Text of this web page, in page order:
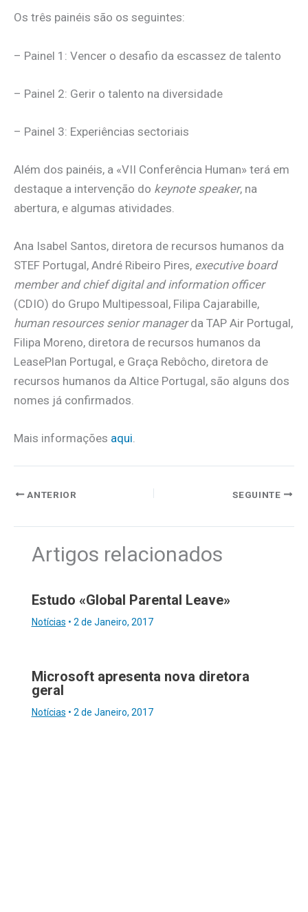
Os três painéis são os seguintes:
– Painel 1: Vencer o desafio da escassez de talento
– Painel 2: Gerir o talento na diversidade
– Painel 3: Experiências sectoriais
Além dos painéis, a «VII Conferência Human» terá em
destaque a intervenção do keynote speaker, na
abertura, e algumas atividades.
Ana Isabel Santos, diretora de recursos humanos da
STEF Portugal, André Ribeiro Pires, executive board
member and chief digital and information officer
(CDIO) do Grupo Multipessoal, Filipa Cajarabille,
human resources senior managerda TAP Air Portugal,
Filipa Moreno, diretora de recursos humanos da
LeasePlan Portugal, e Graça Rebôcho, diretora de
recursos humanos da Altice Portugal, são alguns dos
nomes já confirmados.
Mais informações aqui.
ANTERIOR SEGUINTE
Artigos relacionados
Estudo «Global Parental Leave»
Notícias • 2 de Janeiro, 2017
Microsoft apresenta nova diretora
geral
Notícias • 2 de Janeiro, 2017